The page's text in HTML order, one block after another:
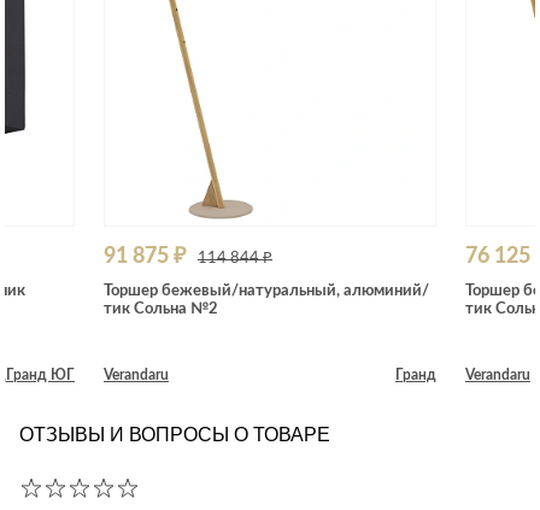
Гранд ЮГ
91 875 ₽ 114 844 ₽
Торшер бежевый/натуральный, алюминий/
тик Сольна №2
Verandaru Гранд
76 125
Торшер
тик
Verandaru
ОТЗЫВЫ И ВОПРОСЫ О ТОВАРЕ